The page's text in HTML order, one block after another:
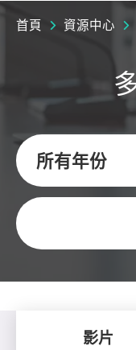
首頁 資源中心
所有年份
關鍵字
影片